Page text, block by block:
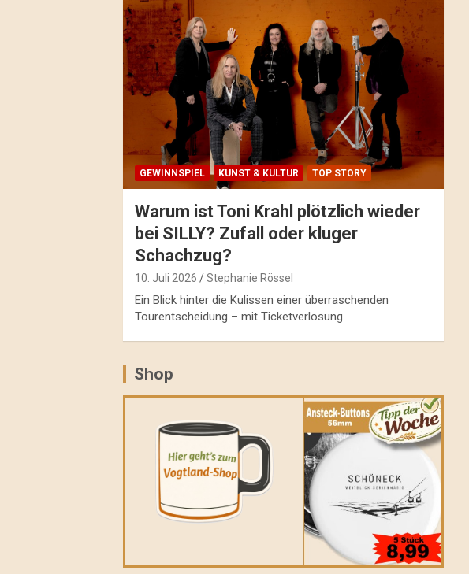
GEWINNSPIEL KUNST & KULTUR TOP STORY
Warum ist Toni Krahl plötzlich wieder
bei SILLY? Zufall oder kluger
Schachzug?
10. Juli 2026 Stephanie Rössel
Ein Blick hinter die Kulissen einer überraschenden
Tourentscheidung – mit Ticketverlosung.
Shop